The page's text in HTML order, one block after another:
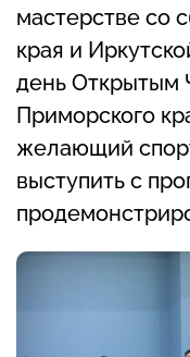
мастерстве со
края и
день Открытым
Приморского
желающий
выступить с